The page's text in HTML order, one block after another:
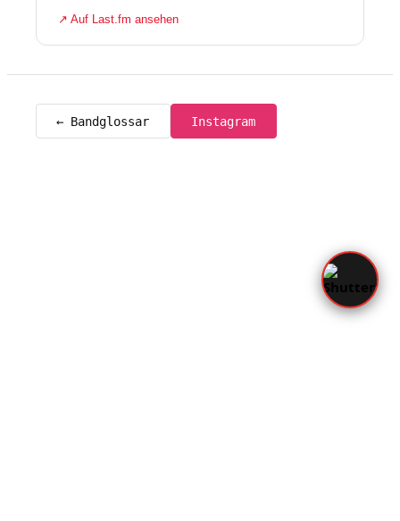
↗ Auf Last.fm ansehen
← Bandglossar Instagram